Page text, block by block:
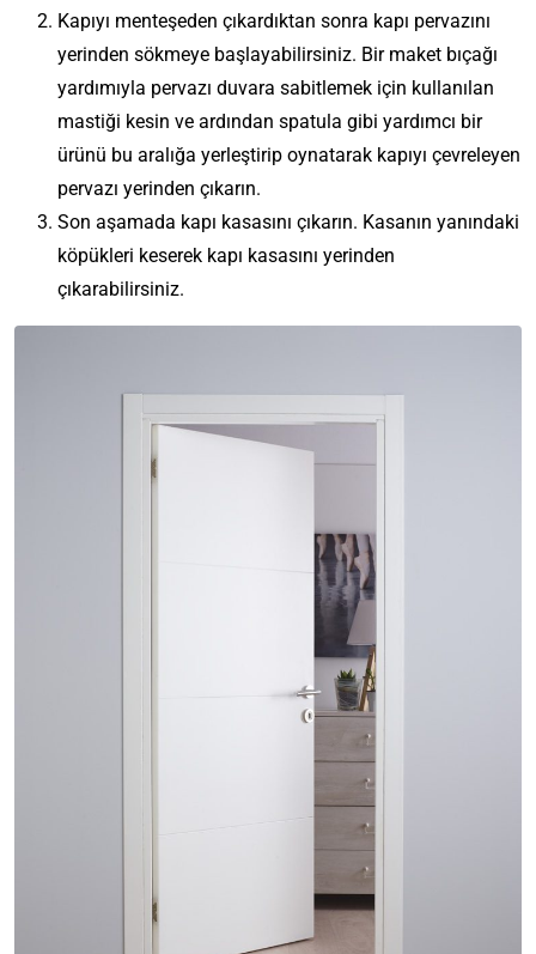
Kapıyı menteşeden çıkardıktan sonra kapı pervazını
yerinden sökmeye başlayabilirsiniz. Bir maket bıçağı
yardımıyla pervazı duvara sabitlemek için kullanılan
mastiği kesin ve ardından spatula gibi yardımcı bir
ürünü bu aralığa yerleştirip oynatarak kapıyı çevreleyen
pervazı yerinden çıkarın.
Son aşamada kapı kasasını çıkarın. Kasanın yanındaki
köpükleri keserek kapı kasasını yerinden
çıkarabilirsiniz.